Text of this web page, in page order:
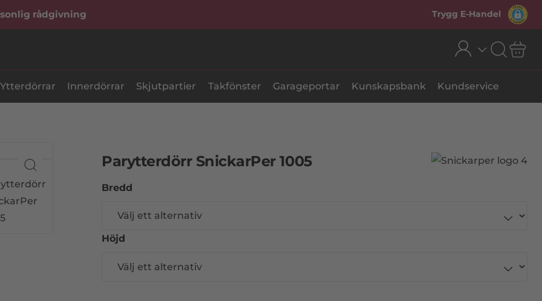
rådgivning Trygg E-Handel
Ytterdörrar Innerdörrar Skjutpartier Takfönster Garageportar Kunskapsbank Kundservice
Parytterdörr SnickarPer 1005
Bredd
Höjd